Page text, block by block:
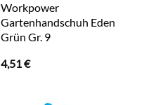
Workpower
Gartenhandschuh Eden
Grün Gr. 9
4,51€